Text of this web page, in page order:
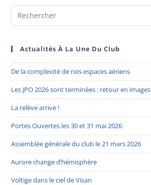
Actualités À La Une Du Club
De la complexité de nos espaces aériens
Les JPO 2026 sont terminées : retour en images
La relève arrive !
Portes Ouvertes les 30 et 31 mai 2026
Assemblée générale du club le 21 mars 2026
Aurore change d’hémisphère
Voltige dans le ciel de Visan